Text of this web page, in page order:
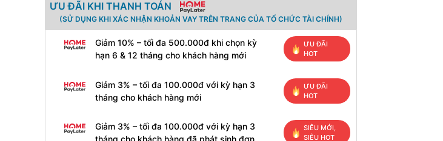
ƯU ĐÃI KHI THANH TOÁN
(SỬ DỤNG KHI XÁC NHẬN KHOẢN VAY TRÊN TRANG CỦA TỔ CHỨC TÀI CHÍNH)
Giảm 10% – tối đa 500.000đ khi chọn kỳ
hạn 6 & 12 tháng cho khách hàng mới
ƯU ĐÃI
HOT
Giảm 3% – tối đa 100.000đ với kỳ hạn 3
tháng cho khách hàng mới
ƯU ĐÃI
HOT
Giảm 3% – tối đa 100.000đ với kỳ hạn 3
SIÊU MỚI,
SIÊU HOT